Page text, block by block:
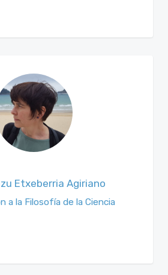
Etxeberria Agiriano
a la Filosofía de la Ciencia